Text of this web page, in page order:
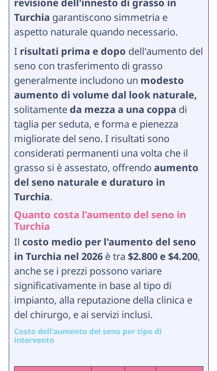
revisione dell'innesto di grasso in
Turchia garantiscono simmetria e
aspetto naturale quando necessario.
I risultati prima e dopo dell'aumento del
seno con trasferimento di grasso
generalmente includono un modesto
aumento di volume dal look naturale,
solitamente da mezza a una coppa di
taglia per seduta, e forma e pienezza
migliorate del seno. I risultati sono
considerati permanenti una volta che il
grasso si è assestato, offrendo aumento
del seno naturale e duraturo in
Turchia.
Quanto costa l'aumento del seno in
Turchia
Il costo medio per l'aumento del seno
in Turchia nel 2026è tra $2.800 e $4.200,
anche se i prezzi possono variare
significativamente in base al tipo di
impianto, alla reputazione della clinica e
del chirurgo, e ai servizi inclusi.
Costo dell'aumento del seno per tipo di
intervento